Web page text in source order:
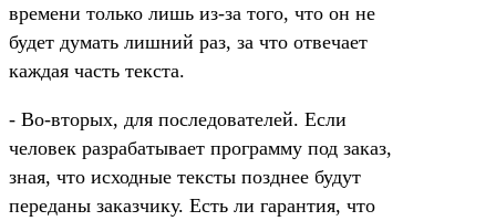
времени только лишь из-за того, что он не
будет думать лишний раз, за что отвечает
каждая часть текста.
- Во-вторых, для последователей. Если
человек разрабатывает программу под заказ,
зная, что исходные тексты позднее будут
переданы заказчику. Есть ли гарантия, что